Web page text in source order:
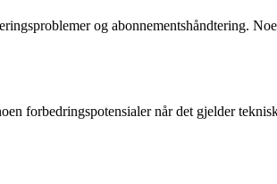
og abonnementshåndtering.
forbedringspotensialer når det gjelder